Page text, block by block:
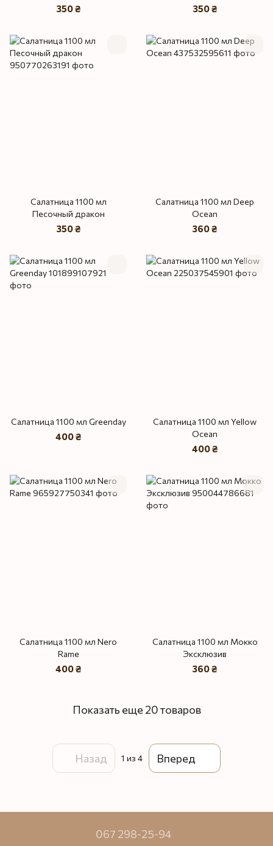
350 ₴ 350 ₴
Салатница 1100 мл
Песочный дракон
350 ₴
Салатница 1100 мл Deep
Ocean
360 ₴
Салатница 1100 мл Greenday
400 ₴
Салатница 1100 мл Yellow
Ocean
400 ₴
Салатница 1100 мл Nero
Rame
400 ₴
Салатница 1100 мл Мокко
Эксклюзив
360 ₴
Показать еще 20 товаров
Назад 1 из 4 Вперед
067 298-25-94